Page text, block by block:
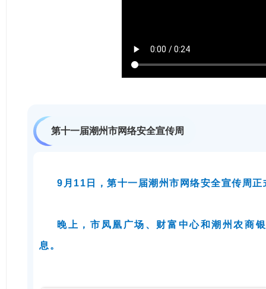
第十一届潮州市网络安全宣传周
9月11日，第十一届潮州市网络安全宣传周正
晚上，市凤凰广场、财富中心和潮州农商
息。